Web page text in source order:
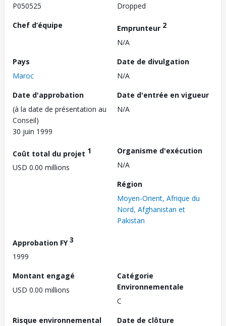
P050525
Dropped
Chef d’équipe
Emprunteur 2
N/A
Pays
Maroc
Date de divulgation
N/A
Date d'approbation
(à la date de présentation au
Conseil)
30 juin 1999
Date d'entrée en vigueur
N/A
Coût total du projet 1
USD 0.00 millions
Organisme d'exécution
N/A
Région
Moyen-Orient, Afrique du
Nord, Afghanistan et
Pakistan
Approbation FY3
1999
Montant engagé
USD 0.00 millions
Catégorie
Environnementale
C
Risque environnemental
Date de clôture